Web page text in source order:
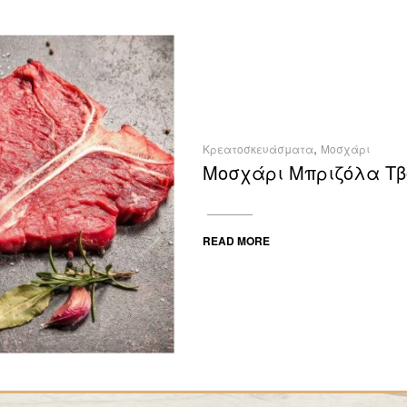
Κρεατοσκευάσματα, Μοσχάρι
Μοσχάρι Μπριζόλα
READ MORE